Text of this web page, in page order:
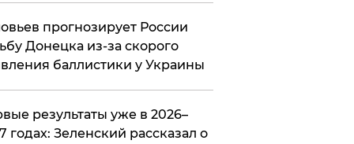
прогнозирует России
Донецка из-за скорого
баллистики у Украины
результаты уже в 2026–
годах: Зеленский рассказал о